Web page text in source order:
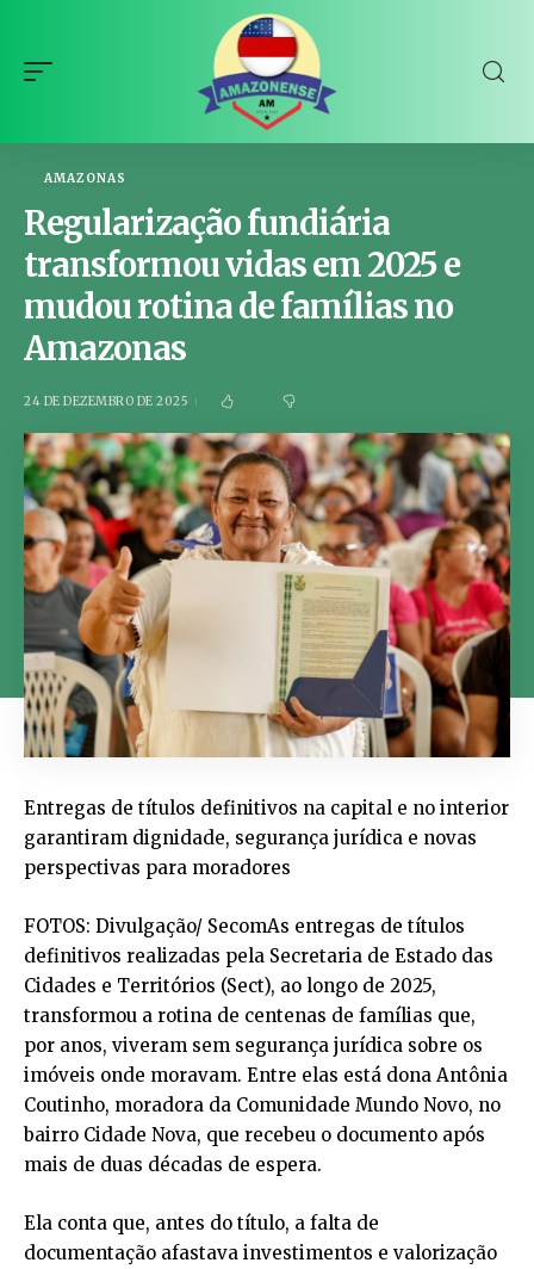
AMAZONAS
Regularização fundiária
transformou vidas em 2025 e
mudou rotina de famílias no
Amazonas
24 DE DEZEMBRO DE 2025
Entregas de títulos definitivos na capital e no interior
garantiram dignidade, segurança jurídica e novas
perspectivas para moradores
FOTOS: Divulgação/ SecomAs entregas de títulos
definitivos realizadas pela Secretaria de Estado das
Cidades e Territórios (Sect), ao longo de 2025,
transformou a rotina de centenas de famílias que,
por anos, viveram sem segurança jurídica sobre os
imóveis onde moravam. Entre elas está dona Antônia
Coutinho, moradora da Comunidade Mundo Novo, no
bairro Cidade Nova, que recebeu o documento após
mais de duas décadas de espera.
Ela conta que, antes do título, a falta de
documentação afastava investimentos e valorização